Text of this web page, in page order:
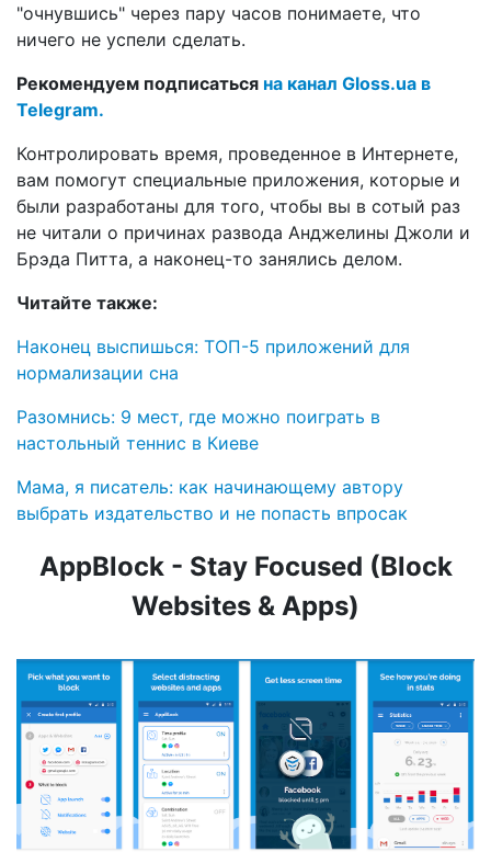
"очнувшись" через пару часов понимаете, что
ничего не успели сделать.
Рекомендуем подписаться на канал Gloss.ua в
Telegram.
Контролировать время, проведенное в Интернете,
вам помогут специальные приложения, которые и
были разработаны для того, чтобы вы в сотый раз
не читали о причинах развода Анджелины Джоли и
Брэда Питта, а наконец-то занялись делом.
Читайте также:
Наконец выспишься: ТОП-5 приложений для
нормализации сна
Разомнись: 9 мест, где можно поиграть в
настольный теннис в Киеве
Мама, я писатель: как начинающему автору
выбрать издательство и не попасть впросак
AppBlock - Stay Focused (Block
Websites & Apps)